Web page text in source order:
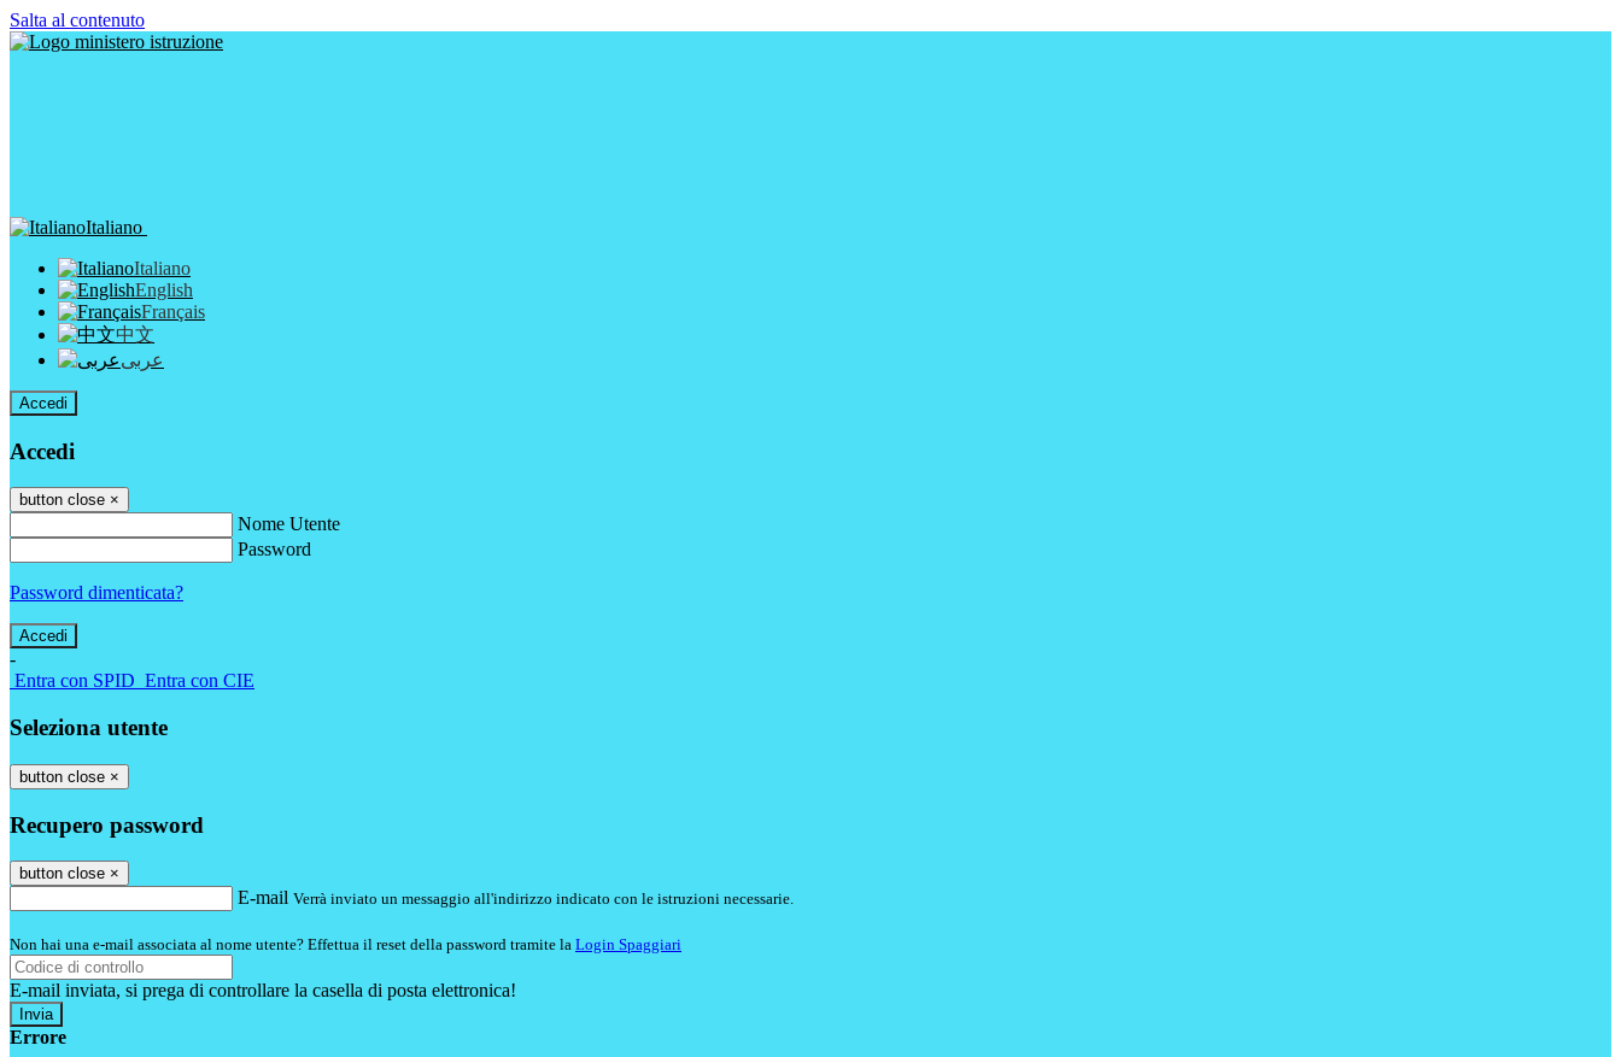
Salta al contenuto
Italiano
Italiano
English
Français
中文
عربى
Accedi
Accedi
button close ×
Nome Utente
Password
Password dimenticata?
-
Entra con SPID Entra con CIE
Seleziona utente
button close ×
Recupero password
button close ×
E-mail Verrà inviato un messaggio all'indirizzo indicato con le istruzioni necessarie.
Non hai una e-mail associata al nome utente? Effettua il reset della password tramite la Login Spaggiari
E-mail inviata, si prega di controllare la casella di posta elettronica!
Errore